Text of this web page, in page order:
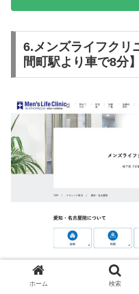
6.メンズライフクリ
間町駅より車で8分】
ホーム 検索